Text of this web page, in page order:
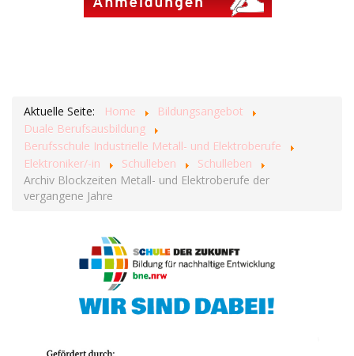
Aktuelle Seite: Home
Bildungsangebot
Duale Berufsausbildung
Berufsschule Industrielle Metall- und Elektroberufe
Elektroniker/-in
Schulleben
Schulleben
Archiv Blockzeiten Metall- und Elektroberufe der
vergangene Jahre